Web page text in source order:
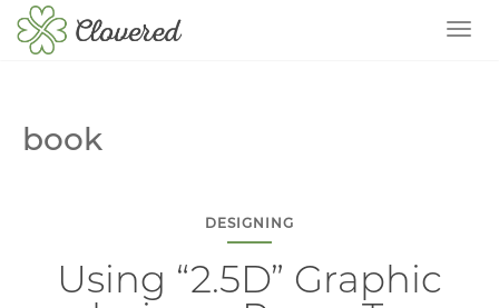
book
DESIGNING
Using “2.5D” Graphic